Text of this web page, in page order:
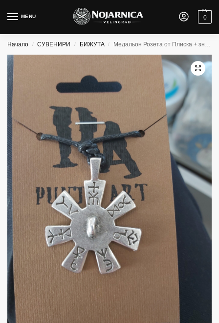
MENU 0
Начало / СУВЕНИРИ / БИЖУТА / Медальон Розета от Плиска + знак на рода Дуло